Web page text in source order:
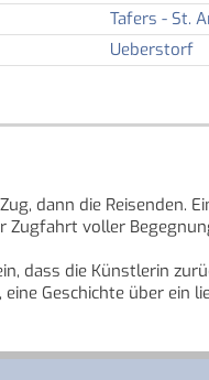
Tafers - St.
Ueberstorf
dann die Reisenden.
Zugfahrt voller
dass die Künstlerin
Geschichte über ein
möchte, findet
]